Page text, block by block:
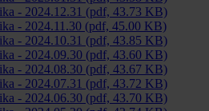
- 2024.12.31 (pdf, 43.73 KB)
- 2024.11.30 (pdf, 45.00 KB)
- 2024.10.31 (pdf, 43.85 KB)
- 2024.09.30 (pdf, 43.60 KB)
- 2024.08.30 (pdf, 43.67 KB)
- 2024.07.31 (pdf, 43.72 KB)
- 2024.06.30 (pdf, 43.70 KB)